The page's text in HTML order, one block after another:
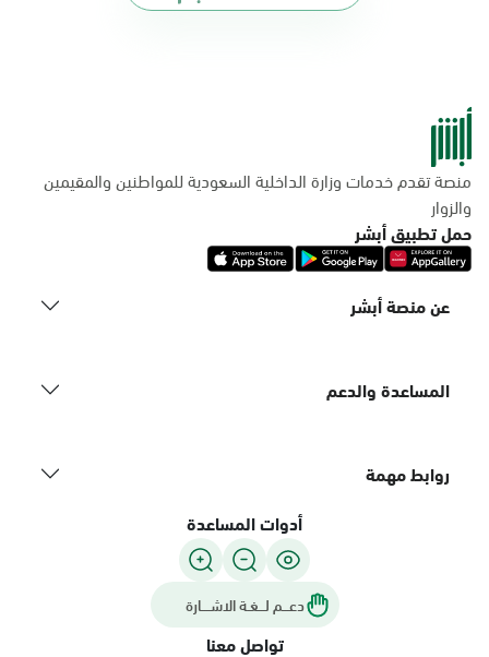
منصة تقدم خدمات وزارة الداخلية السعودية للمواطنين والمقيمين
والزوار
حمل تطبيق أبشر
عن منصة أبشر
المساعدة والدعم
روابط مهمة
أدوات المساعدة
دعـــم لـــغـة الاشــــارة
تواصل معنا